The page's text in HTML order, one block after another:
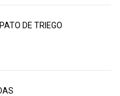
DE TRIEGO